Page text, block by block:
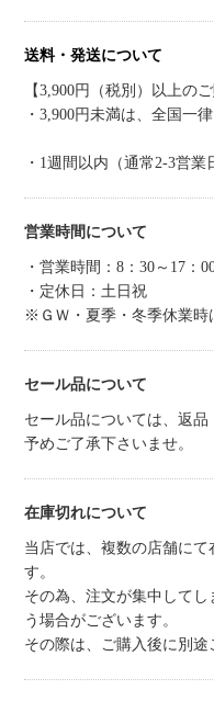
送料・発送について
【3,900円（税別）以上の
・3,900円未満は、全国一
・1週間以内（通常2-3営
営業時間について
・営業時間：8：30～17：
・定休日：土日祝
※ＧＷ・夏季・冬季休業時
セール品について
セール品については、返品
予めご了承下さいませ。
在庫切れについて
当店では、複数の店舗に
す。
その為、注文が集中して
う場合がございます。
その際は、ご購入後に別途